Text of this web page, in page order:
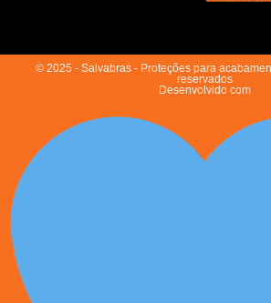
© 2025 - Salvabras - Proteções para
reservados
Desenvolvido com